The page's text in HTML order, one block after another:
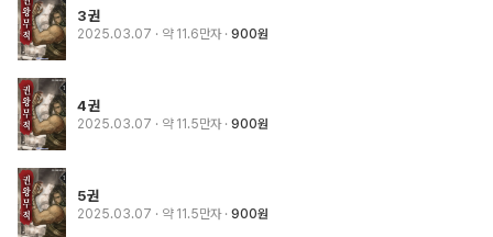
3권
2025.03.07 · 약 11.6만자 900원
4권
2025.03.07 · 약 11.5만자 900원
5권
2025.03.07 · 약 11.5만자 900원